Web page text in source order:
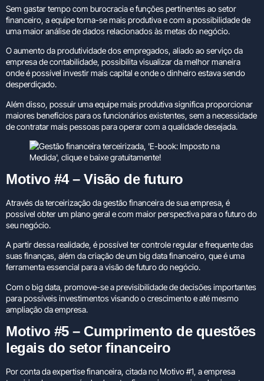
Sem gastar tempo com burocracia e funções pertinentes ao setor
financeiro, a equipe torna-se mais produtiva e com a possibilidade de
uma maior análise de dados relacionados às metas do negócio.
O aumento da produtividade dos empregados, aliado ao serviço da
empresa de contabilidade, possibilita visualizar da melhor maneira
onde é possível investir mais capital e onde o dinheiro estava sendo
desperdiçado.
Além disso, possuir uma equipe mais produtiva significa proporcionar
maiores benefícios para os funcionários existentes, sem a necessidade
de contratar mais pessoas para operar com a qualidade desejada.
Motivo #4 – Visão de futuro
Através da terceirização da gestão financeira de sua empresa, é
possível obter um plano geral e com maior perspectiva para o futuro do
seu negócio.
A partir dessa realidade, é possível ter controle regular e frequente das
suas finanças, além da criação de um big data financeiro, que é uma
ferramenta essencial para a visão de futuro do negócio.
Com o big data, promove-se a previsibilidade de decisões importantes
para possíveis investimentos visando o crescimento e até mesmo
ampliação da empresa.
Motivo #5 – Cumprimento de questões
legais do setor financeiro
Por conta da expertise financeira, citada no Motivo #1, a empresa